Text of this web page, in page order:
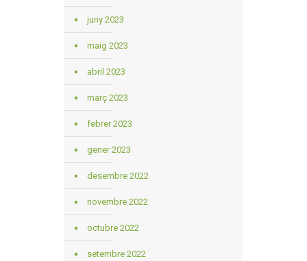
juny 2023
maig 2023
abril 2023
març 2023
febrer 2023
gener 2023
desembre 2022
novembre 2022
octubre 2022
setembre 2022